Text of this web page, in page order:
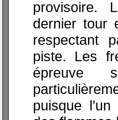
provisoire.
dernier tour
respectant
piste. Les
épreuve
puisque